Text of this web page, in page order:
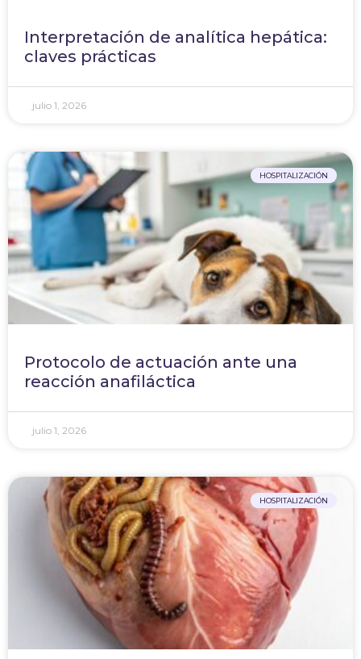
Interpretación de analítica hepática:
claves prácticas
julio 1, 2026
HOSPITALIZACIÓN
Protocolo de actuación ante una
reacción anafiláctica
julio 1, 2026
HOSPITALIZACIÓN